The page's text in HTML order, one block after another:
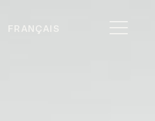
FRANÇAIS